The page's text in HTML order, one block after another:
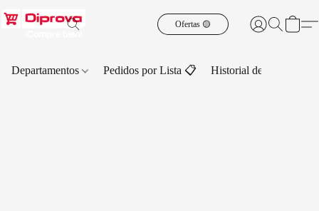
Ofertas 🟡
Departamentos Pedidos por Lista 📋 Historial de Pedidos